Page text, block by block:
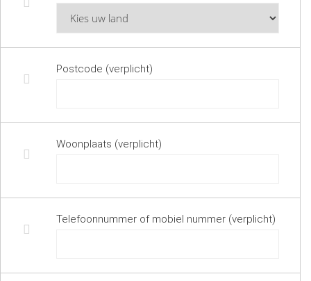
Postcode (verplicht)
Woonplaats (verplicht)
Telefoonnummer of mobiel nummer (verplicht)